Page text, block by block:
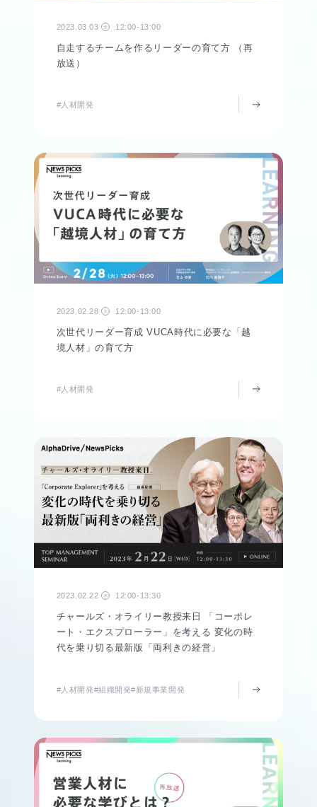
2023.03.03 金 12:00-13:00
自走するチームを作るリーダーの育て方 （再
放送）
#人材開発
2023.02.28 火 12:00-13:00
次世代リーダー育成 VUCA時代に必要な「越
境人材」の育て方
#人材開発
2023.02.22 水 12:00-13:30
チャールズ・オライリー教授来日 「コーポレ
ート・エクスプローラー」を考える 変化の時
代を乗り切る最新版「両利きの経営」
#人材開発#組織開発#新規事業開発